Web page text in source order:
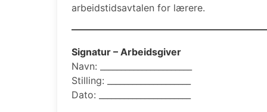
arbeidstidsavtalen for lærere.
Signatur – Arbeidsgiver
Navn: ______________________
Stilling: ____________________
Dato: ______________________